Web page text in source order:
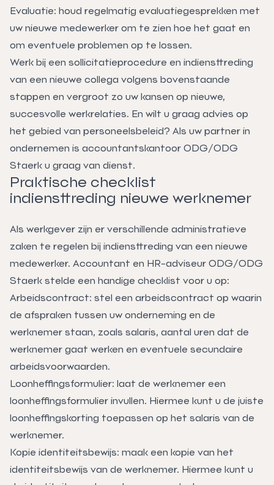
Evaluatie: houd regelmatig evaluatiegesprekken met
uw nieuwe medewerker om te zien hoe het gaat en
om eventuele problemen op te lossen.
Werk bij een sollicitatieprocedure en indiensttreding
van een nieuwe collega volgens bovenstaande
stappen en vergroot zo uw kansen op nieuwe,
succesvolle werkrelaties. En wilt u graag advies op
het gebied van personeelsbeleid? Als uw partner in
ondernemen is accountantskantoor ODG/ODG
Staerk u graag van dienst.
Praktische checklist
indiensttreding nieuwe werknemer
Als werkgever zijn er verschillende administratieve
zaken te regelen bij indiensttreding van een nieuwe
medewerker. Accountant en HR-adviseur ODG/ODG
Staerk stelde een handige checklist voor u op:
Arbeidscontract: stel een arbeidscontract op waarin
de afspraken tussen uw onderneming en de
werknemer staan, zoals salaris, aantal uren dat de
werknemer gaat werken en eventuele secundaire
arbeidsvoorwaarden.
Loonheffingsformulier: laat de werknemer een
loonheffingsformulier invullen. Hiermee kunt u de juiste
loonheffingskorting toepassen op het salaris van de
werknemer.
Kopie identiteitsbewijs: maak een kopie van het
identiteitsbewijs van de werknemer. Hiermee kunt u